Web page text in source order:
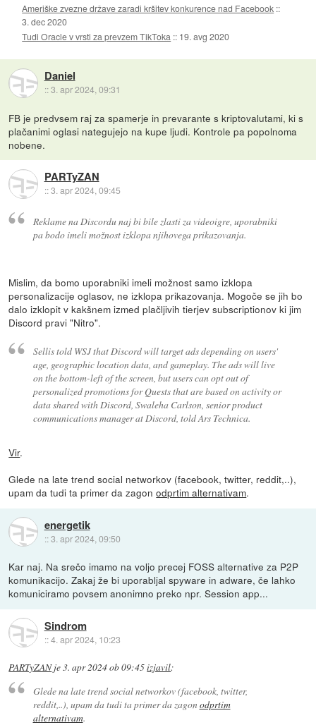
Ameriške zvezne države zaradi kršitev konkurence nad Facebook ::
3. dec 2020
Tudi Oracle v vrsti za prevzem TikToka :: 19. avg 2020
Daniel
::3. apr 2024, 09:31
FB je predvsem raj za spamerje in prevarante s kriptovalutami, ki s
plačanimi oglasi nategujejo na kupe ljudi. Kontrole pa popolnoma
nobene.
PARTyZAN
::3. apr 2024, 09:45
Reklame na Discordu naj bi bile zlasti za videoigre, uporabniki
pa bodo imeli možnost izklopa njihovega prikazovanja.
Mislim, da bomo uporabniki imeli možnost samo izklopa
personalizacije oglasov, ne izklopa prikazovanja. Mogoče se jih bo
dalo izklopit v kakšnem izmed plačljivih tierjev subscriptionov ki jim
Discord pravi "Nitro".
Sellis told WSJ that Discord will target ads depending on users'
age, geographic location data, and gameplay. The ads will live
on the bottom-left of the screen, but users can opt out of
personalized promotions for Quests that are based on activity or
data shared with Discord, Swaleha Carlson, senior product
communications manager at Discord, told Ars Technica.
Vir.
Glede na late trend social networkov (facebook, twitter, reddit,..),
upam da tudi ta primer da zagonodprtim alternativam.
energetik
::3. apr 2024, 09:50
Kar naj. Na srečo imamo na voljo precej FOSS alternative za P2P
komunikacijo. Zakaj že bi uporabljal spyware in adware, če lahko
komuniciramo povsem anonimno preko npr. Session app...
Sindrom
::4. apr 2024, 10:23
PARTyZANje3. apr 2024 ob 09:45izjavil:
Glede na late trend social networkov (facebook, twitter,
reddit,..), upam da tudi ta primer da zagonodprtim
alternativam.